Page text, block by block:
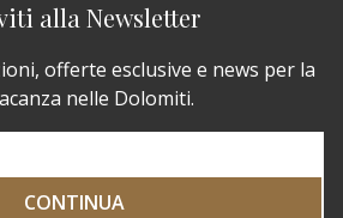
alla Newsletter
offerte esclusive e news per la
nelle Dolomiti.
CONTINUA